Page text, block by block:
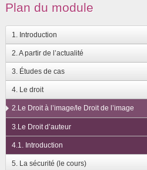
Plan du module
1. Introduction
2. A partir de l’actualité
3. Études de cas
4. Le droit
2.Le Droit à l’image/le Droit de l’image
3.Le Droit d’auteur
4.1. Introduction
5. La sécurité (le cours)